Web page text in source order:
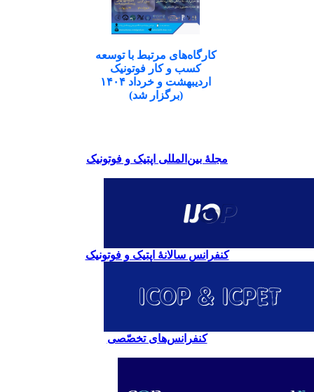
کارگاه‌های مرتبط با توسعه
کسب و کار فوتونیک
اردیبهشت و خرداد ۱۴۰۴
(برگزار شد)
مجلۀ بین‌المللی اپتیک و فوتونیک
کنفرانس سالانۀ اپتیک و فوتونیک
کنفرانس‌های تخصّصی